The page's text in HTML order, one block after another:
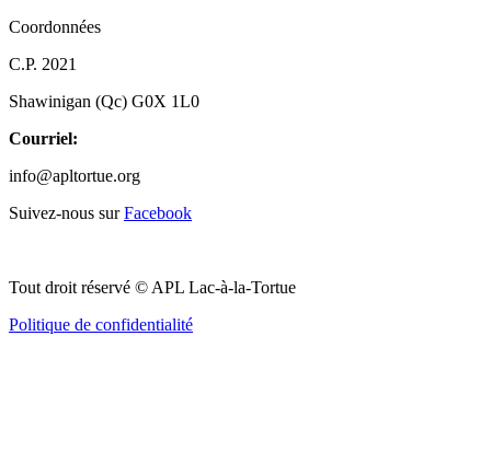
Coordonnées
C.P. 2021
Shawinigan (Qc) G0X 1L0
Courriel:
info@apltortue.org
Suivez-nous surFacebook
Tout droit réservé © APL Lac-à-la-Tortue
Politique de confidentialité